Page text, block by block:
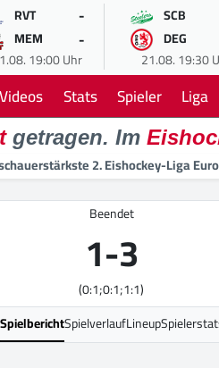
RVT -
MEM -
19:00 Uhr
SCB
DEG
21.08. 19:30
Videos Stats Spieler Liga
getragen. Im
2. Eishockey-Liga
Beendet
1-3
(0:1;0:1;1:1)
SpielberichtSpielverlaufLineup